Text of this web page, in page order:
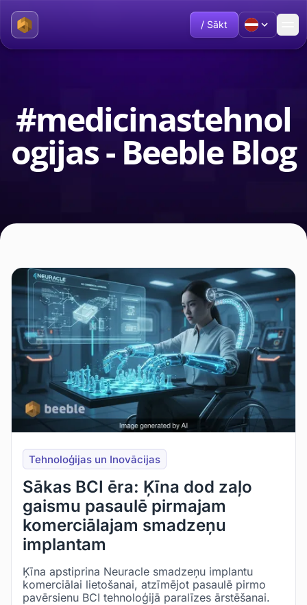
/ Sākt
#medicinastehnol
ogijas - Beeble Blog
Tehnoloģijas un Inovācijas
Sākas BCI ēra: Ķīna dod zaļo
gaismu pasaulē pirmajam
komerciālajam smadzeņu
implantam
Ķīna apstiprina Neuracle smadzeņu implantu
komerciālai lietošanai, atzīmējot pasaulē pirmo
pavērsienu BCI tehnoloģijā paralīzes ārstēšanai.